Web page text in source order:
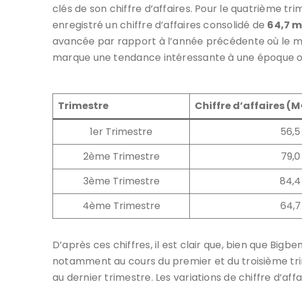
clés de son chiffre d’affaires. Pour le quatrième
enregistré un chiffre d’affaires consolidé de 64,7
avancée par rapport à l’année précédente où le
marque une tendance intéressante à une époque
Trimestre Chiffre d’affaires
1er Trimestre
56,5
2ème Trimestre
79,0
3ème Trimestre
84,4
4ème Trimestre
64,7
D’après ces chiffres, il est clair que, bien que
notamment au cours du premier et du troisième
au dernier trimestre. Les variations de chiffre